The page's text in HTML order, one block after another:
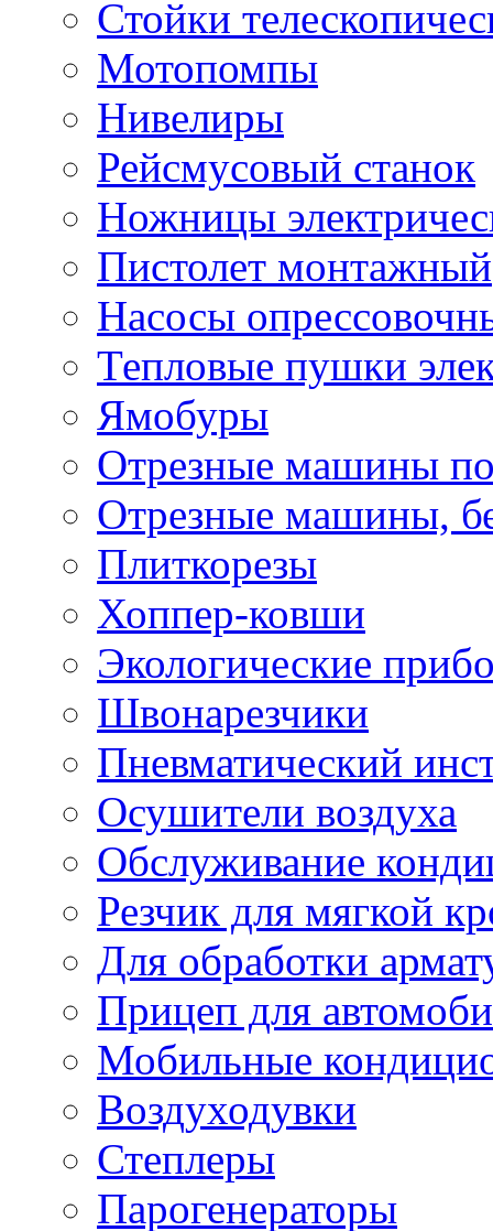
Стойки
Мотопомпы
Нивелиры
Рейсмусовый станок
Ножницы
Пистолет монтажный
Насосы
Тепловые пушки
Ямобуры
Отрезные машины
Отрезные машины,
Плиткорезы
Хоппер-ковши
Экологические
Швонарезчики
Пневматический
Осушители воздуха
Обслуживание
Резчик для мягкой
Для обработки
Прицеп для
Мобильные
Воздуходувки
Степлеры
Парогенераторы